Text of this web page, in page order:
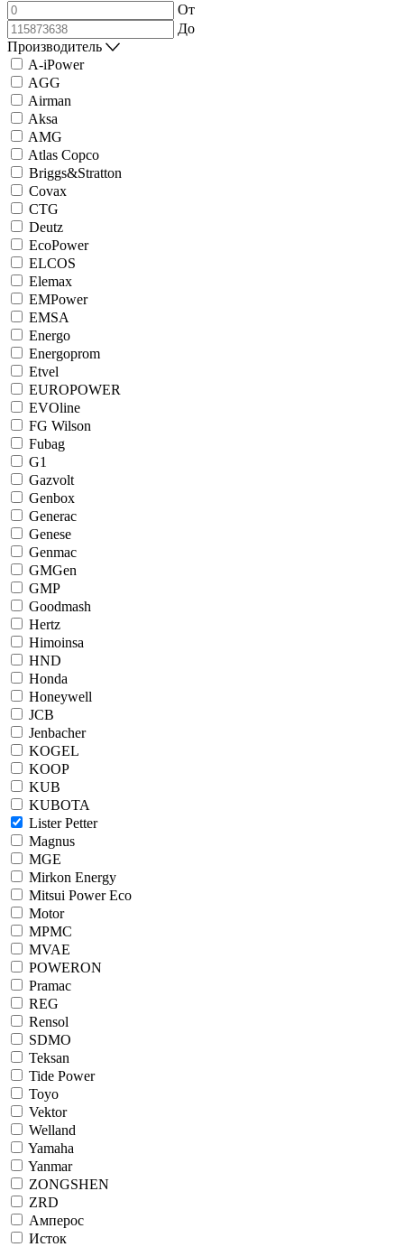
От
До
Производитель
A-iPower
AGG
Airman
Aksa
AMG
Atlas Copco
Briggs&Stratton
Covax
CTG
Deutz
EcoPower
ELCOS
Elemax
EMPower
EMSA
Energo
Energoprom
Etvel
EUROPOWER
EVOline
FG Wilson
Fubag
G1
Gazvolt
Genbox
Generac
Genese
Genmac
GMGen
GMP
Goodmash
Hertz
Himoinsa
HND
Honda
Honeywell
JCB
Jenbacher
KOGEL
KOOP
KUB
KUBOTA
Lister Petter
Magnus
MGE
Mirkon Energy
Mitsui Power Eco
Motor
MPMC
MVAE
POWERON
Pramac
REG
Rensol
SDMO
Teksan
Tide Power
Toyo
Vektor
Welland
Yamaha
Yanmar
ZONGSHEN
ZRD
Амперос
Исток